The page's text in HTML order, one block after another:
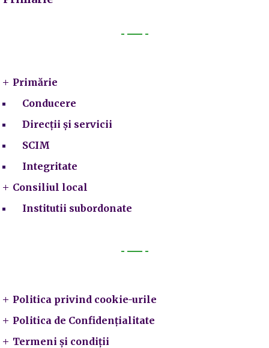
Primărie
Conducere
Direcții și servicii
SCIM
Integritate
Consiliul local
Institutii subordonate
Politica privind cookie-urile
Politica de Confidențialitate
Termeni și condiții